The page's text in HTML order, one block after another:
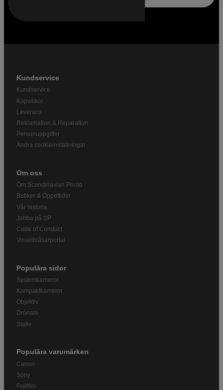
Kundservice
Kundservice
Köpvillkor
Leverans
Reklamation & Reparation
Personuppgifter
Ändra cookieinställningar
Om oss
Om Scandinavian Photo
Butiker & Öppettider
Vår historia
Jobba på SP
Code of Conduct
Visselblåsarportal
Populära sidor
Systemkameror
Kompaktkameror
Objektiv
Drönare
Stativ
Populära varumärken
Canon
Sony
Fujifilm